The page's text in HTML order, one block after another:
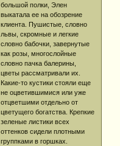
большой полки, Элен
выкатала ее на обозрение
клиента. Пушистые, словно
львы, скромные и легкие
словно бабочки, завернутые
как розы, многослойные
словно пачка балерины,
цветы рассматривали их.
Какие-то кустики стояли еще
не оцветившимися или уже
отцветшими отдельно от
цветущего богатства. Крепкие
зеленые листики всех
оттенков сидели плотными
группками в горшках.